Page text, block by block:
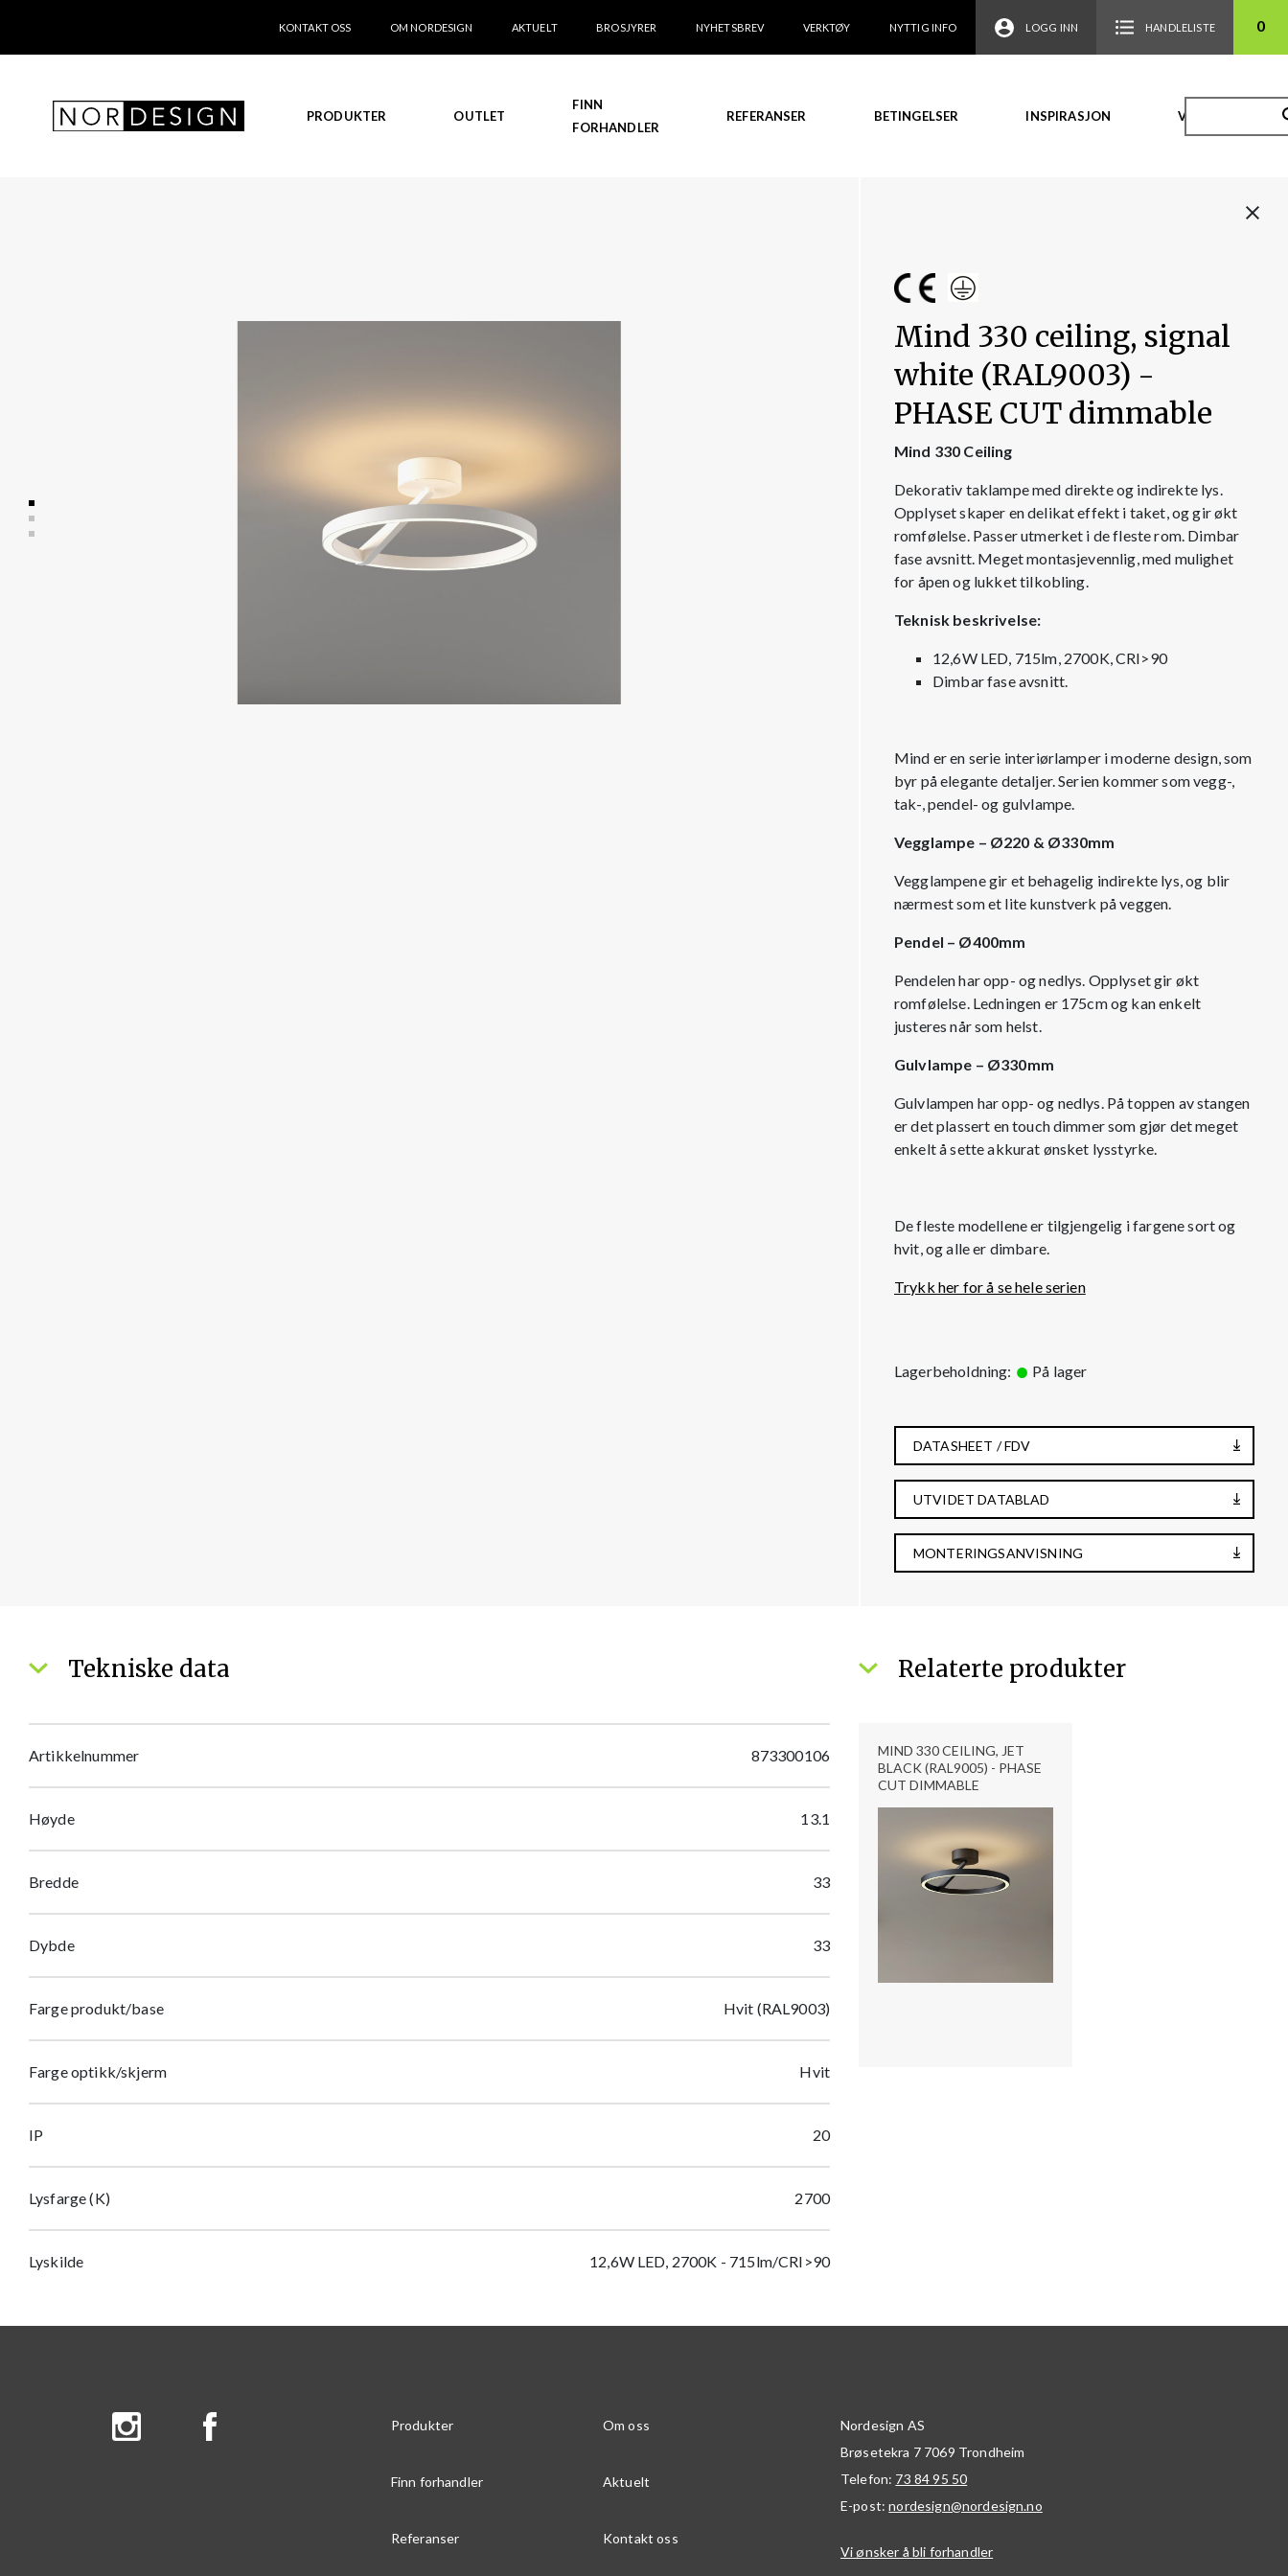
KONTAKT OSS OM NORDESIGN AKTUELT BROSJYRER NYHETSBREV VERKTØY NYTTIG INFO LOGG INN HANDLELISTE 0
PRODUKTER OUTLET
FINN
FORHANDLER
REFERANSER BETINGELSER INSPIRASJON VIDEO
Mind 330 ceiling, signal
white (RAL9003) -
PHASE CUT dimmable
Mind 330 Ceiling
Dekorativ taklampe med direkte og indirekte lys.
Opplyset skaper en delikat effekt i taket, og gir økt
romfølelse. Passer utmerket i de fleste rom. Dimbar
fase avsnitt. Meget montasjevennlig, med mulighet
for åpen og lukket tilkobling.
Teknisk beskrivelse:
12,6W LED, 715lm, 2700K, CRI>90
Dimbar fase avsnitt.
Mind er en serie interiørlamper i moderne design, som
byr på elegante detaljer. Serien kommer som vegg-,
tak-, pendel- og gulvlampe.
Vegglampe – Ø220 & Ø330mm
Vegglampene gir et behagelig indirekte lys, og blir
nærmest som et lite kunstverk på veggen.
Pendel – Ø400mm
Pendelen har opp- og nedlys. Opplyset gir økt
romfølelse. Ledningen er 175cm og kan enkelt
justeres når som helst.
Gulvlampe – Ø330mm
Gulvlampen har opp- og nedlys. På toppen av stangen
er det plassert en touch dimmer som gjør det meget
enkelt å sette akkurat ønsket lysstyrke.
De fleste modellene er tilgjengelig i fargene sort og
hvit, og alle er dimbare.
Trykk her for å se hele serien
Lagerbeholdning: På lager
DATASHEET / FDV
UTVIDET DATABLAD
MONTERINGSANVISNING
Tekniske data
Artikkelnummer 873300106
Høyde 13.1
Bredde 33
Dybde 33
Farge produkt/base Hvit (RAL9003)
Farge optikk/skjerm Hvit
IP 20
Lysfarge (K) 2700
Lyskilde 12,6W LED, 2700K - 715lm/CRI>90
Relaterte produkter
MIND 330 CEILING, JET
BLACK (RAL9005) - PHASE
CUT DIMMABLE
Produkter Om oss
Finn forhandler Aktuelt
Referanser Kontakt oss
Nordesign AS
Brøsetekra 7 7069 Trondheim
Telefon: 73 84 95 50
E-post:nordesign@nordesign.no
Vi ønsker å bli forhandler